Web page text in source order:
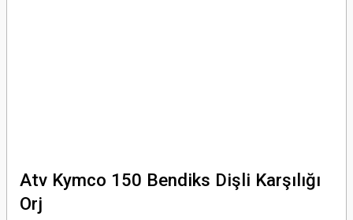
Atv Kymco 150 Bendiks Dişli Karşılığı
Orj